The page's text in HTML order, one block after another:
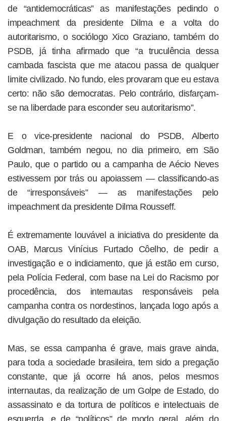
de “antidemocráticas” as manifestações pedindo o
impeachment da presidente Dilma e a volta do
autoritarismo, o sociólogo Xico Graziano, também do
PSDB, já tinha afirmado que “a truculência dessa
cambada fascista que me atacou passa de qualquer
limite civilizado. No fundo, eles provaram que eu estava
certo: não são democratas. Pelo contrário, disfarçam-
se na liberdade para esconder seu autoritarismo”.
E o vice-presidente nacional do PSDB, Alberto
Goldman, também negou, no dia primeiro, em São
Paulo, que o partido ou a campanha de Aécio Neves
estivessem por trás ou apoiassem — classificando-as
de “irresponsáveis” — as manifestações pelo
impeachment da presidente Dilma Rousseff.
É extremamente louvável a iniciativa do presidente da
OAB, Marcus Vinícius Furtado Côelho, de pedir a
investigação e o indiciamento, que já estão em curso,
pela Polícia Federal, com base na Lei do Racismo por
procedência, dos internautas responsáveis pela
campanha contra os nordestinos, lançada logo após a
divulgação do resultado da eleição.
Mas, se essa campanha é grave, mais grave ainda,
para toda a sociedade brasileira, tem sido a pregação
constante, que já ocorre há anos, pelos mesmos
internautas, da realização de um Golpe de Estado, do
assassinato e da tortura de políticos e intelectuais de
esquerda, e de “políticos” de modo geral, além do